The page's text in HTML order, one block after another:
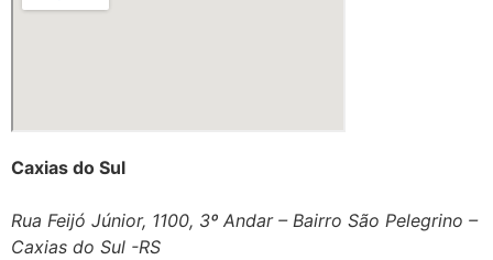
Caxias do Sul
Rua Feijó Júnior, 1100, 3º Andar – Bairro São Pelegrino –
Caxias do Sul -RS